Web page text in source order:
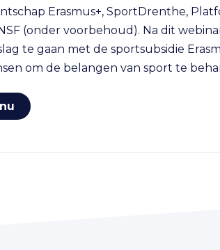
Erasmus+, SportDrenthe,
(onder voorbehoud). Na dit
te gaan met de sportsubsidie
om de belangen van sport te